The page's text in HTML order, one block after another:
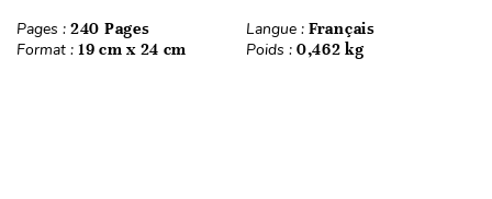
Pages : 240 Pages Langue : Français
Format : 19 cm x 24 cm Poids : 0,462 kg